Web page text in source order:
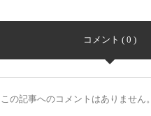
コメント ( 0 )
この記事へのコメントはありません。